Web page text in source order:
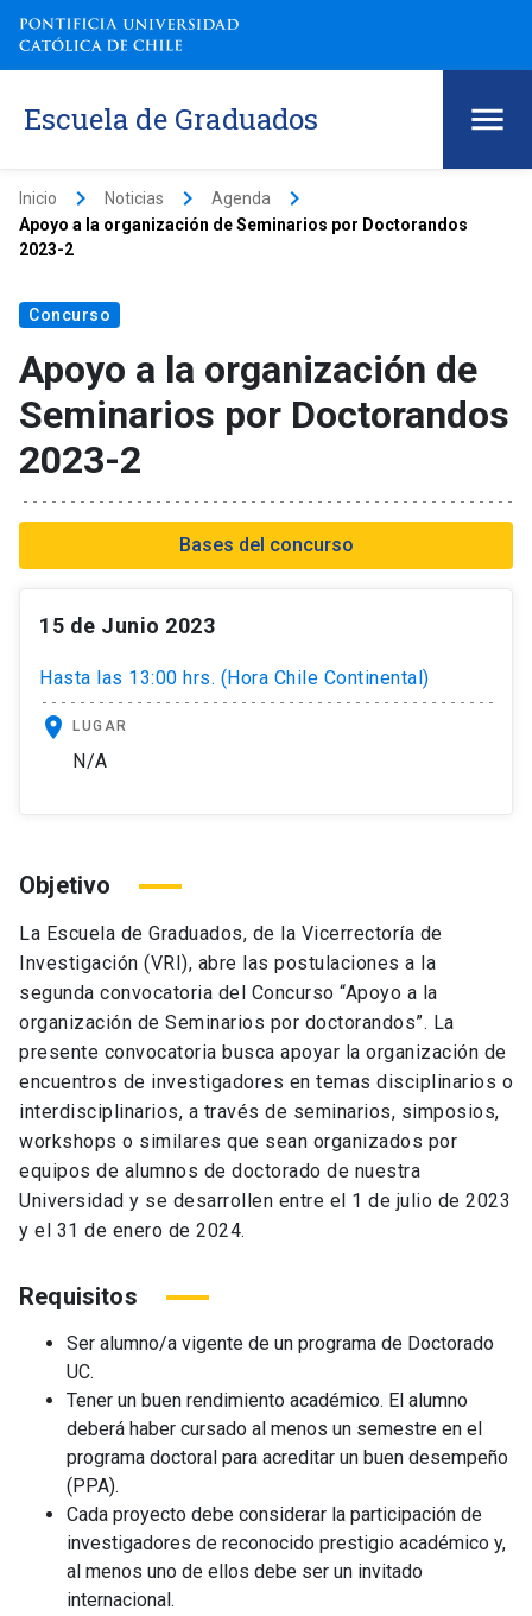
Escuela de Graduados
Inicio keyboard_arrow_right Noticias keyboard_arrow_right Agenda keyboard_arrow_right
Apoyo a la organización de Seminarios por Doctorandos
2023-2
Concurso
Apoyo a la organización de
Seminarios por Doctorandos
2023-2
Bases del concurso
15 de Junio 2023
Hasta las 13:00 hrs. (Hora Chile Continental)
location_on LUGAR
N/A
Objetivo
La Escuela de Graduados, de la Vicerrectoría de
Investigación (VRI), abre las postulaciones a la
segunda convocatoria del Concurso “Apoyo a la
organización de Seminarios por doctorandos”. La
presente convocatoria busca apoyar la organización de
encuentros de investigadores en temas disciplinarios o
interdisciplinarios, a través de seminarios, simposios,
workshops o similares que sean organizados por
equipos de alumnos de doctorado de nuestra
Universidad y se desarrollen entre el 1 de julio de 2023
y el 31 de enero de 2024.
Requisitos
Ser alumno/a vigente de un programa de Doctorado
UC.
Tener un buen rendimiento académico. El alumno
deberá haber cursado al menos un semestre en el
programa doctoral para acreditar un buen desempeño
(PPA).
Cada proyecto debe considerar la participación de
investigadores de reconocido prestigio académico y,
al menos uno de ellos debe ser un invitado
internacional.